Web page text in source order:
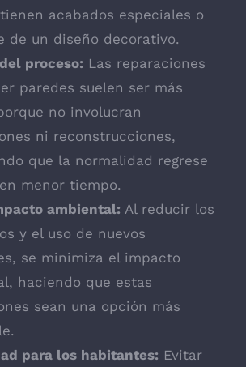
acabados especiales o
de un diseño decorativo.
proceso: Las reparaciones
paredes suelen ser más
no involucran
ni reconstrucciones,
que la normalidad regrese
menor tiempo.
ambiental: Al reducir los
y el uso de nuevos
se minimiza el impacto
haciendo que estas
sean una opción más
para los habitantes: Evitar